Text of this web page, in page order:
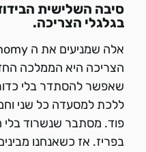
סיבה השלישית
בגלגלי הצריכה.
הצריכה היא הממלכה
שאפשר להסתדר בלי
ללכת למסעדה כל שני
פוד. מסתבר שנשרוד בלי
בפריז. אז כשאנחנו